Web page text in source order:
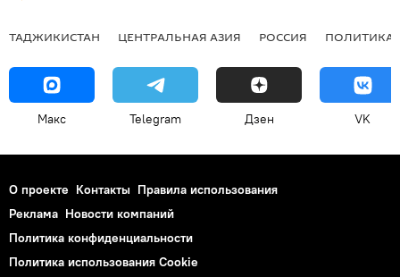
ТАДЖИКИСТАН ЦЕНТРАЛЬНАЯ АЗИЯ РОССИЯ ПОЛИТИКА
Макс Telegram Дзен VK
О проекте Контакты Правила использования
Реклама Новости компаний
Политика конфиденциальности
Политика использования Cookie